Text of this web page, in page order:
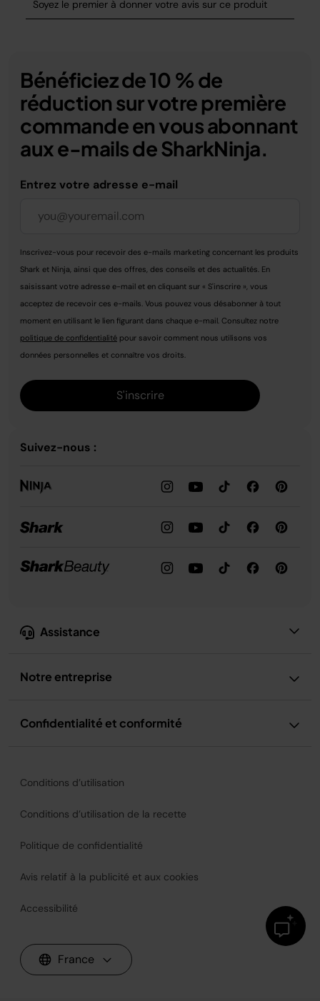
Assistance
Notre entreprise
Confidentialité et conformité
Bénéficiez de 10 % de
réduction sur votre première
commande en vous abonnant
aux e-mails de SharkNinja.
Entrez votre adresse e-mail
Inscrivez-vous pour recevoir des e-mails marketing concernant les produits
Shark et Ninja, ainsi que des offres, des conseils et des actualités. En
saisissant votre adresse e-mail et en cliquant sur « S'inscrire », vous
acceptez de recevoir ces e-mails. Vous pouvez vous désabonner à tout
moment en utilisant le lien figurant dans chaque e-mail. Consultez notre
politique de confidentialité pour savoir comment nous utilisons vos
données personnelles et connaître vos droits.
S'inscrire
Suivez-nous :
Conditions d’utilisation
Conditions d’utilisation de la recette
Politique de confidentialité
Avis relatif à la publicité et aux cookies
Accessibilité
France